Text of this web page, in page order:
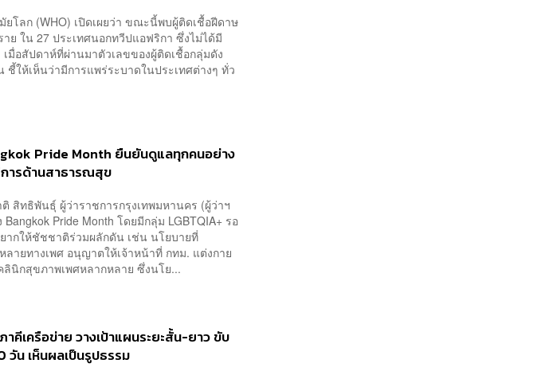
โลก (WHO) เปิดเผยว่า ขณะนี้พบผู้ติดเชื้อฝีดาษ
ย ใน 27 ประเทศนอกทวีปแอฟริกา ซึ่งไม่ได้มี
อสัปดาห์ที่ผ่านมาตัวเลขของผู้ติดเชื้อกลุ่มดัง
ชี้ให้เห็นว่ามีการแพร่ระบาดในประเทศต่างๆ ทั่ว
Pride Month ยืนยันดูแลทุกคนอย่าง
การด้านสาธารณสุข
สิทธิพันธุ์ ผู้ว่าราชการกรุงเทพมหานคร (ผู้ว่าฯ
Pride Month โดยมีกลุ่ม LGBTQIA+ รอ
ากให้ชัชชาติร่วมผลักดัน เช่น นโยบายที่
ายทางเพศ อนุญาตให้เจ้าหน้าที่ กทม. แต่งกาย
นิกสุขภาพเพศหลากหลาย ซึ่งนโย...
าคีเครือข่าย วางเป้าแผนระยะสั้น-ยาว ขับ
วัน เห็นผลเป็นรูปธรรม